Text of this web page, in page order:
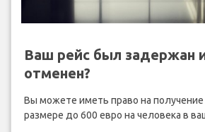
Ваш рейс был задержан
отменен?
Вы можете иметь право на получение
размере до 600 евро на человека в